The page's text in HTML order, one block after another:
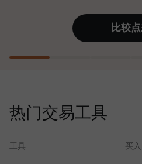
值账户即可获得
或梦想旅行
证6个月内利润增长3
您的资金受到保护！
比较
热门交易工具
工具 买入